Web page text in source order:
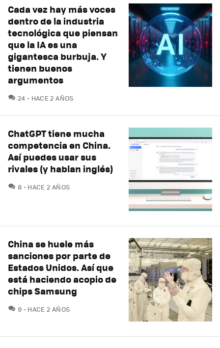
Cada vez hay más voces
dentro de la industria
tecnológica que piensan
que la IA es una
gigantesca burbuja. Y
tienen buenos
argumentos
24 COMENTARIOS
HACE 2 AÑOS
ChatGPT tiene mucha
competencia en China.
Así puedes usar sus
rivales (y hablan inglés)
8 COMENTARIOS
HACE 2 AÑOS
China se huele más
sanciones por parte de
Estados Unidos. Así que
está haciendo acopio de
chips Samsung
9 COMENTARIOS
HACE 2 AÑOS